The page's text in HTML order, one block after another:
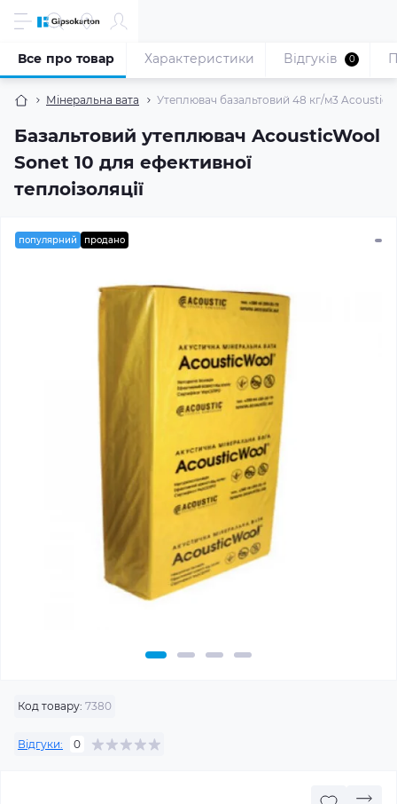
Мінеральна вата Утеплювач базальтовий 48 кг/м3
Базальтовий утеплювач AcousticWool
Sonet 10 для ефективної
теплоізоляції
Все про товар Характеристики Відгуків 0
популярний продано
Код товару: 7380
Відгуки: 0